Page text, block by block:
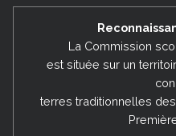
La Commission
est située sur un
terres traditionnelles des